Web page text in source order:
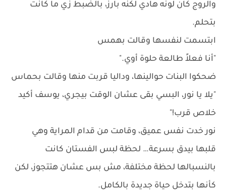
والروج كان لونه هادي لكنه بارز، بالضبط زي ما كانت
بتحلم.
ابتسمت لنفسها وقالت بهمس
"أنا فعلاً طالعة حلوة أوي."
ضحكوا البنات حوالينها، وداليا قربت منها وقالت بحماس
"يلا يا نور، البسي بقى عشان الوقت بيجري، يوسف أكيد
خلاص قرب!"
نور خدت نفس عميق، وقامت من قدام المراية وهي
قلبها بيدق بسرعة… لحظة لبس الفستان كانت
بالنسبالها لحظة مختلفة، مش بس عشان هتتجوز، لكن
كأنها بتدخل حياة جديدة بالكامل.